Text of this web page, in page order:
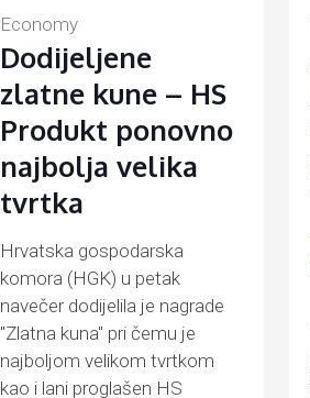
Economy
Dodijeljene
zlatne kune – HS
Produkt ponovno
najbolja velika
tvrtka
Hrvatska gospodarska
komora (HGK) u petak
navečer dodijelila je nagrade
"Zlatna kuna" pri čemu je
najboljom velikom tvrtkom
kao i lani proglašen HS